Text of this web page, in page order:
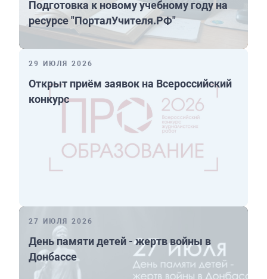
Подготовка к новому учебному году на
ресурсе "ПорталУчителя.РФ"
29 ИЮЛЯ 2026
Открыт приём заявок на Всероссийский
конкурс
27 ИЮЛЯ 2026
День памяти детей - жертв войны в
Донбассе